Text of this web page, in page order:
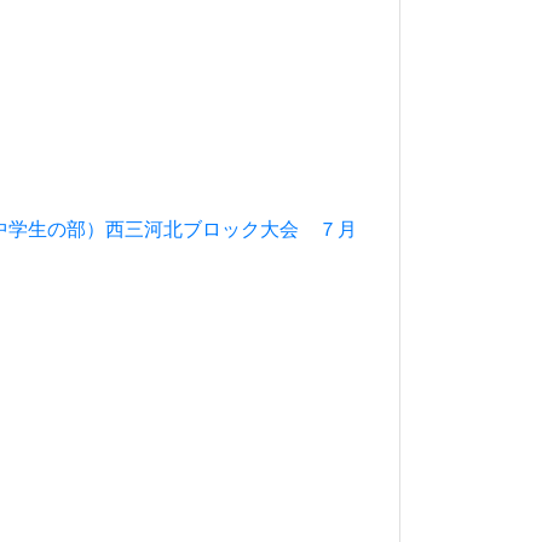
学生の部）西三河北ブロック大会 ７月